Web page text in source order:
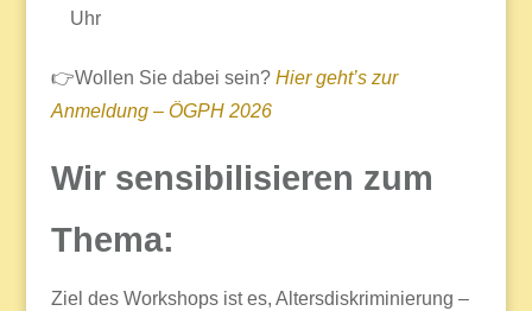
Uhr
👉Wollen Sie dabei sein? Hier geht’s zur
Anmeldung – ÖGPH 2026
Wir sensibilisieren zum
Thema:
Ziel des Workshops ist es, Altersdiskriminierung –